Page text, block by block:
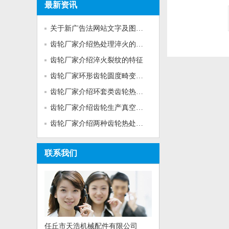
最新资讯
关于新广告法网站文字及图片的...
齿轮厂家介绍热处理淬火的基本...
齿轮厂家介绍淬火裂纹的特征
齿轮厂家环形齿轮圆度畸变的热...
齿轮厂家介绍环套类齿轮热处理...
齿轮厂家介绍齿轮生产真空加热...
齿轮厂家介绍两种齿轮热处理工...
联系我们
任丘市天浩机械配件有限公司